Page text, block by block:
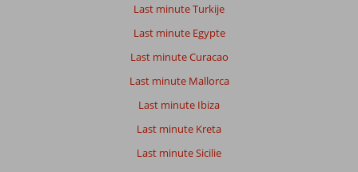
Last minute Turkije
Last minute Egypte
Last minute Curacao
Last minute Mallorca
Last minute Ibiza
Last minute Kreta
Last minute Sicilie